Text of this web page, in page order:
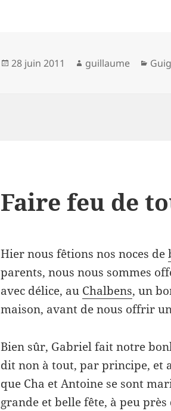
Publié
28 juin 2011 Auteur
guillaume
Faire feu de
Hier nous fêtions nos noces de
parents, nous nous sommes
avec délice, au Chalbens, un
maison, avant de nous offrir
Bien sûr, Gabriel fait notre
dit non à tout, par principe, et
que Cha et Antoine se sont
grande et belle fête, à peu